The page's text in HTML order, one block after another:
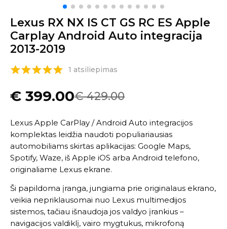
Lexus RX NX IS CT GS RC ES Apple
Carplay Android Auto integracija
2013-2019
1 atsiliepimas
€429.00
€ 399.00
Lexus Apple CarPlay /Android Auto integracijos
komplektas leidžia naudoti populiariausias
automobiliams skirtas aplikacijas: Google Maps,
Spotify, Waze, iš Apple iOS arba Android telefono,
originaliame Lexus ekrane.
Ši papildoma įranga, jungiama prie originalaus ekrano,
veikia nepriklausomai nuo Lexus multimedijos
sistemos, tačiau išnaudoja jos valdyo įrankius –
navigacijos valdiklį, vairo mygtukus, mikrofoną